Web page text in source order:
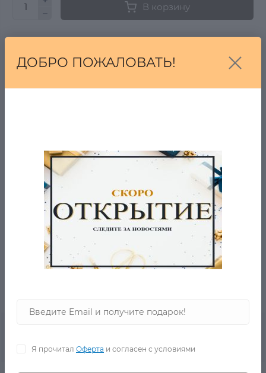
В корзину
БЕСПЛАТНАЯ ДОСТАВКА ОТ 2001 РУБ.
ВОПРОС-ОТВЕТ
Описание товара Отзывов 0
ДОБРО ПОЖАЛОВАТЬ!
Я прочитал Оферта и согласен с условиями